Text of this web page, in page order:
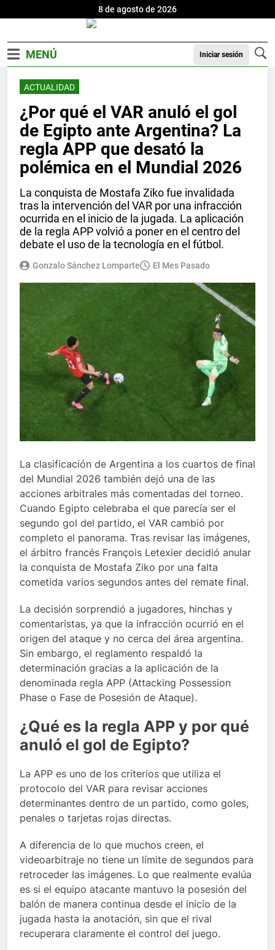
8 de agosto de 2026
Iniciar sesión
ACTUALIDAD
¿Por qué el VAR anuló el gol
de Egipto ante Argentina? La
regla APP que desató la
polémica en el Mundial 2026
La conquista de Mostafa Ziko fue invalidada
tras la intervención del VAR por una infracción
ocurrida en el inicio de la jugada. La aplicación
de la regla APP volvió a poner en el centro del
debate el uso de la tecnología en el fútbol.
Gonzalo Sánchez Lomparte El Mes Pasado
La clasificación de Argentina a los cuartos de final
del Mundial 2026 también dejó una de las
acciones arbitrales más comentadas del torneo.
Cuando Egipto celebraba el que parecía ser el
segundo gol del partido, el VAR cambió por
completo el panorama. Tras revisar las imágenes,
el árbitro francés François Letexier decidió anular
la conquista de Mostafa Ziko por una falta
cometida varios segundos antes del remate final.
La decisión sorprendió a jugadores, hinchas y
comentaristas, ya que la infracción ocurrió en el
origen del ataque y no cerca del área argentina.
Sin embargo, el reglamento respaldó la
determinación gracias a la aplicación de la
denominada regla APP (Attacking Possession
Phase o Fase de Posesión de Ataque).
¿Qué es la regla APP y por qué
anuló el gol de Egipto?
La APP es uno de los criterios que utiliza el
protocolo del VAR para revisar acciones
determinantes dentro de un partido, como goles,
penales o tarjetas rojas directas.
A diferencia de lo que muchos creen, el
videoarbitraje no tiene un límite de segundos para
retroceder las imágenes. Lo que realmente evalúa
es si el equipo atacante mantuvo la posesión del
balón de manera continua desde el inicio de la
jugada hasta la anotación, sin que el rival
recuperara claramente el control del juego.